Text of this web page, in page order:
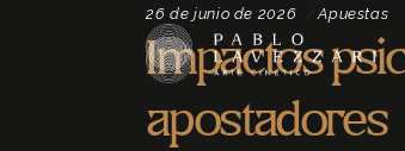
26 de junio de 2026 Apuestas
Impactos
apostadores